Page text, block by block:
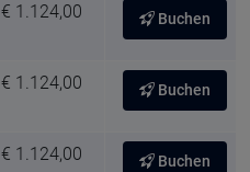
€ 1.124,00 Buchen
€ 1.124,00 Buchen
€ 1.124,00 Buchen